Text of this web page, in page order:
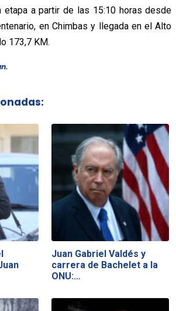
etapa a partir de las 15:10 horas desde
en Chimbas y llegada en el Alto
173,7 KM.
Juan Gabriel Valdés y
carrera de Bachelet a la
ONU:…